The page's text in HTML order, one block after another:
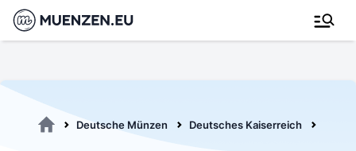
Deutsche Münzen Deutsches Kaiserreich